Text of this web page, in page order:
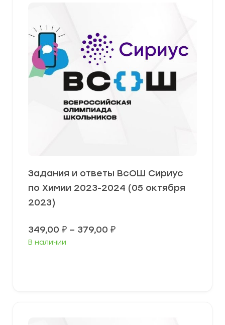
Задания и ответы ВсОШ Сириус
по Химии 2023-2024 (05 октября
2023)
349,00 ₽ – 379,00 ₽Диапазон
В наличии